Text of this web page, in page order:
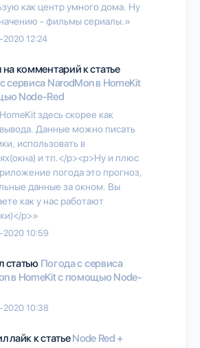
как центр умного дома. Ну
- фильмы сериалы.»
12:24
на комментарий к статье
сервиса NarodMon в HomeKit
Node-Red
здесь скорее как
Данные можно писать
использовать в
и тп.</p><p>Ну и плюс
погода это прогноз,
данные за окном. Вы
как у нас работают
p>»
10:59
статью Погода с сервиса
в HomeKit с помощью Node-
10:38
лайк к статьеNode Red +